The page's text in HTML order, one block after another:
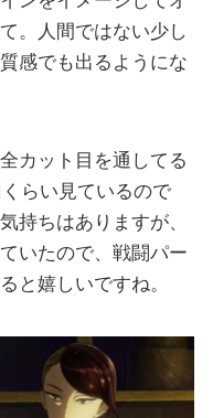
。人間ではない少し
感でも出るようにな
カット目を通してる
らい見ているので
持ちはありますが、
いたので、戦闘パー
と嬉しいですね。